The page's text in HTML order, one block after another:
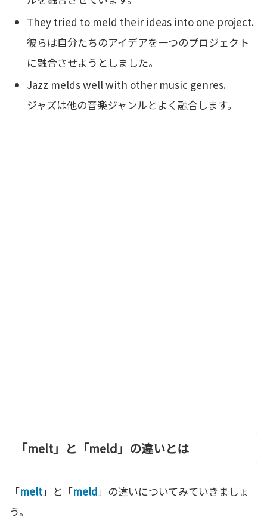
They tried to meld their ideas into one project.
彼らは自分たちのアイデアを一つのプロジェクト
に融合させようとしました。
Jazz melds well with other music genres.
ジャズは他の音楽ジャンルとよく融合します。
「melt」と「meld」の違いとは
「melt」と「meld」の違いについてみていきましょ
う。